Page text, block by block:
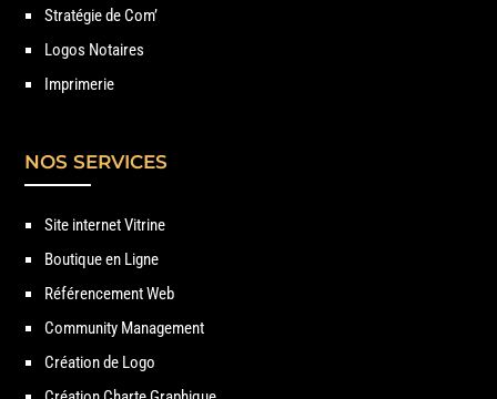
Stratégie de Com’
Logos Notaires
Imprimerie
NOS SERVICES
Site internet Vitrine
Boutique en Ligne
Référencement Web
Community Management
Création de Logo